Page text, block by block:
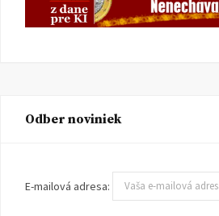
Odber noviniek
E-mailová adresa: